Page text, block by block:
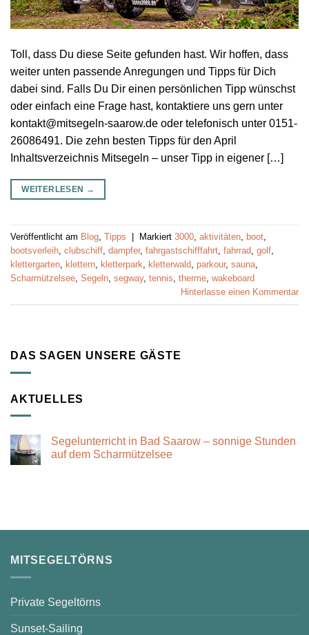
Toll, dass Du diese Seite gefunden hast. Wir hoffen, dass
weiter unten passende Anregungen und Tipps für Dich
dabei sind. Falls Du Dir einen persönlichen Tipp wünschst
oder einfach eine Frage hast, kontaktiere uns gern unter
kontakt@mitsegeln-saarow.de oder telefonisch unter 0151-
26086491. Die zehn besten Tipps für den April
Inhaltsverzeichnis Mitsegeln – unser Tipp in eigener […]
WEITERLESEN →
Veröffentlicht am Blog Tipps | Markiert 3000 aktivitäten boot
bootsverleih clubschiff dampfer, fahrgastschifffahrt fahrrad golf
klettergarten klettern kletterpark kletterwald parkour, sauna
Scharmützelsee Segeln segway, tennis therme wakeboard
Hinterlasse einen Kommentar
DAS SAGEN UNSERE GÄSTE
AKTUELLES
Segelunterricht in Bad Saarow – sonnige Stunden
auf dem Scharmützelsee
–
auf
MITSEGELTÖRNS
Private Segeltörns
Sunset-Sailing